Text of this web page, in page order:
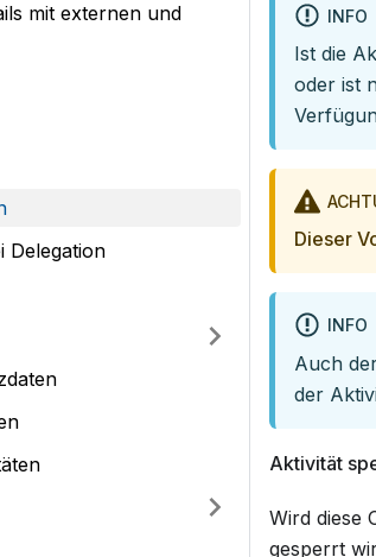
mit externen und
Delegation
INFO
Ist die
oder ist
Dieser
INFO
Auch
der
Aktivität
Wird diese
gesperrt